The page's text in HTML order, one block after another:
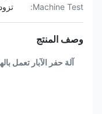
Machine Test:
تزود
وصف المنتج
آلة حفر الآبار تعمل